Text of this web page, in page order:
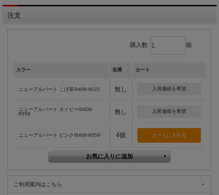
注文
購入数: 個
カラー 在庫 カート
ニューアルバート こげ茶/0408-8022 無し 入荷連絡を希望
ニューアルバート ネイビー/0408-
8558
無し 入荷連絡を希望
ニューアルバート ピンク/0408-8559 4個
ご利用案内はこちら